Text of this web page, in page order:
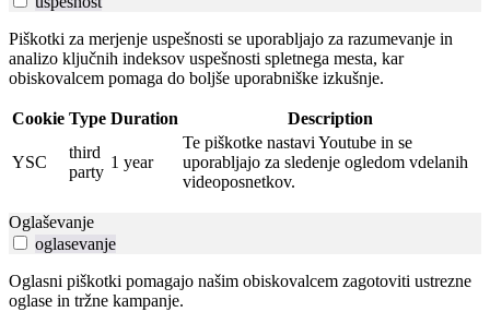
Piškotki za merjenje uspešnosti se uporabljajo za razumevanje in
analizo ključnih indeksov uspešnosti spletnega mesta, kar
obiskovalcem pomaga do boljše uporabniške izkušnje.
Cookie Type Duration Description
YSC
third
party
1 year
Te piškotke nastavi Youtube in se
uporabljajo za sledenje ogledom vdelanih
videoposnetkov.
Oglaševanje
oglasevanje
Oglasni piškotki pomagajo našim obiskovalcem zagotoviti ustrezne
oglase in tržne kampanje.